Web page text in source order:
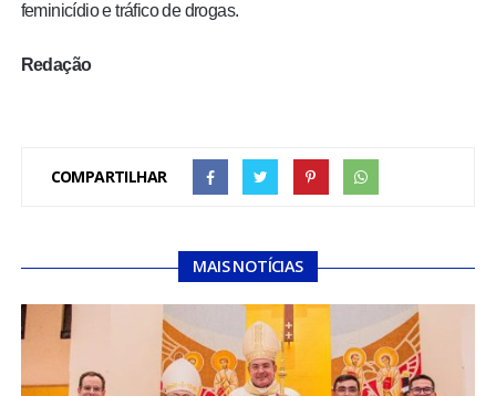
feminicídio e tráfico de drogas.
Redação
COMPARTILHAR
MAIS NOTÍCIAS